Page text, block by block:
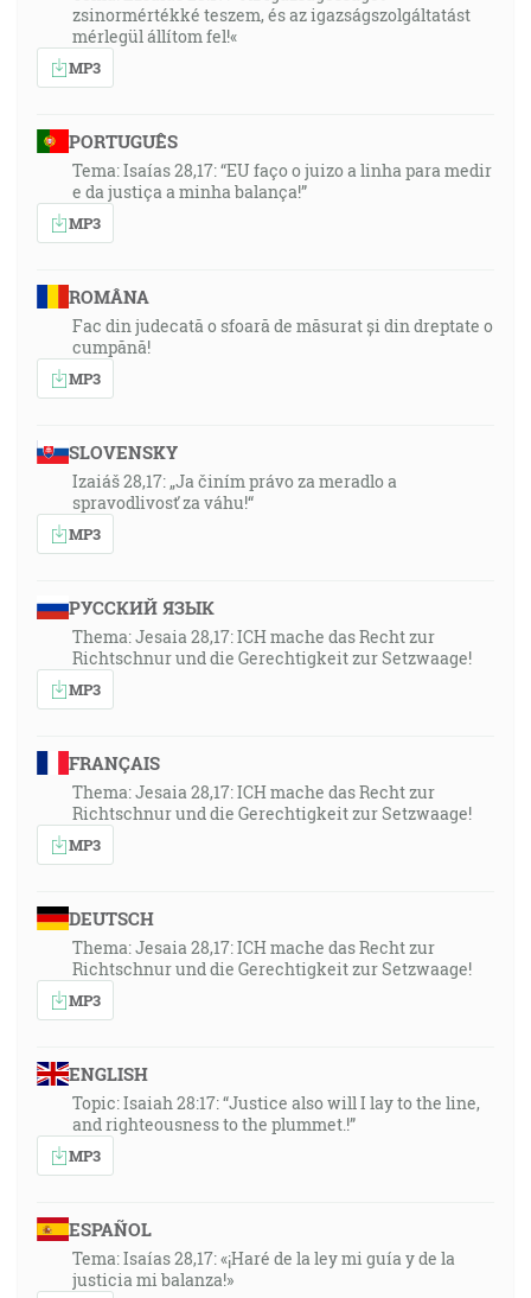
zsinormértékké teszem, és az igazságszolgáltatást
mérlegül állítom fel!«
MP3
PORTUGUÊS
Tema: Isaías 28,17: “EU faço o juizo a linha para medir
e da justiça a minha balança!”
MP3
ROMÂNA
Fac din judecată o sfoară de măsurat și din dreptate o
cumpănă!
MP3
SLOVENSKY
Izaiáš 28,17: „Ja činím právo za meradlo a
spravodlivosť za váhu!“
MP3
РУССКИЙ ЯЗЫК
Thema: Jesaia 28,17: ICH mache das Recht zur
Richtschnur und die Gerechtigkeit zur Setzwaage!
MP3
FRANÇAIS
Thema: Jesaia 28,17: ICH mache das Recht zur
Richtschnur und die Gerechtigkeit zur Setzwaage!
MP3
DEUTSCH
Thema: Jesaia 28,17: ICH mache das Recht zur
Richtschnur und die Gerechtigkeit zur Setzwaage!
MP3
ENGLISH
Topic: Isaiah 28:17: “Justice also will I lay to the line,
and righteousness to the plummet.!”
MP3
ESPAÑOL
Tema: Isaías 28,17: «¡Haré de la ley mi guía y de la
justicia mi balanza!»